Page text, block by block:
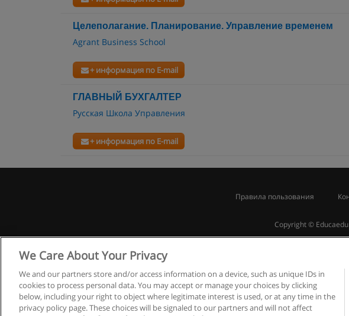
Целеполагание. Планирование. Управление временем
Agrant Business School
+ информация по E-mail
ГЛАВНЫЙ БУХГАЛТЕР
Русская Школа Управления
+ информация по E-mail
Правила пользования
Copyright © Educaedu
We Care About Your Privacy
We and our partners store and/or access information on a device, such as unique IDs in
cookies to process personal data. You may accept or manage your choices by clicking
below, including your right to object where legitimate interest is used, or at any time in the
privacy policy page. These choices will be signaled to our partners and will not affect